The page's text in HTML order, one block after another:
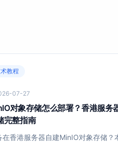
教程
07-27
对象存储怎么部署？香港服务
完整指南
在香港服务器自建MinIO对象存储？